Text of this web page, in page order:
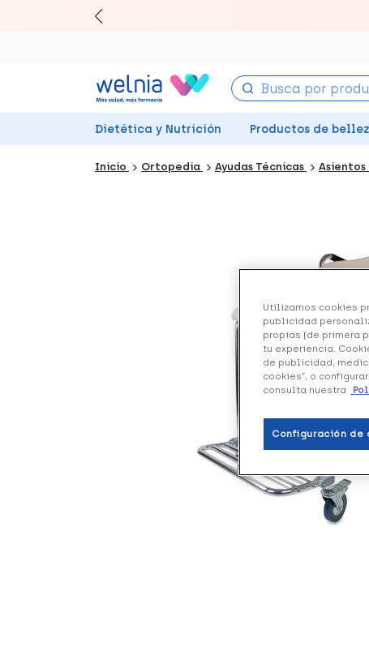
Canjea
Dietética y Nutrición Productos de
Inicio Ortopedia Ayudas Técnicas Asientos
Utilizamos cookies
publicidad
propias (de primera
tu experiencia.
de publicidad,
cookies”, o
consulta nuestra
Configuración de